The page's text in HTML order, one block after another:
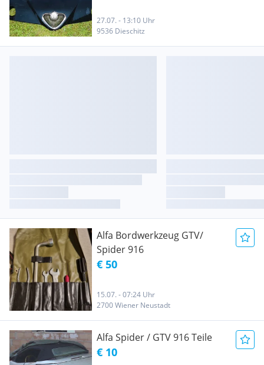
27.07. - 13:10 Uhr
9536 Dieschitz
Alfa Bordwerkzeug GTV/
Spider 916
€ 50
15.07. - 07:24 Uhr
2700 Wiener Neustadt
Alfa Spider / GTV 916 Teile
€ 10